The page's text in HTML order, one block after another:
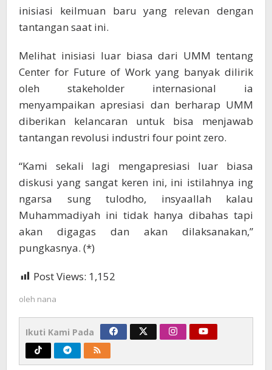
inisiasi keilmuan baru yang relevan dengan
tantangan saat ini.
Melihat inisiasi luar biasa dari UMM tentang
Center for Future of Work yang banyak dilirik
oleh stakeholder internasional ia
menyampaikan apresiasi dan berharap UMM
diberikan kelancaran untuk bisa menjawab
tantangan revolusi industri four point zero.
“Kami sekali lagi mengapresiasi luar biasa
diskusi yang sangat keren ini, ini istilahnya ing
ngarsa sung tulodho, insyaallah kalau
Muhammadiyah ini tidak hanya dibahas tapi
akan digagas dan akan dilaksanakan,”
pungkasnya. (*)
Post Views: 1,152
oleh nana
Ikuti Kami Pada